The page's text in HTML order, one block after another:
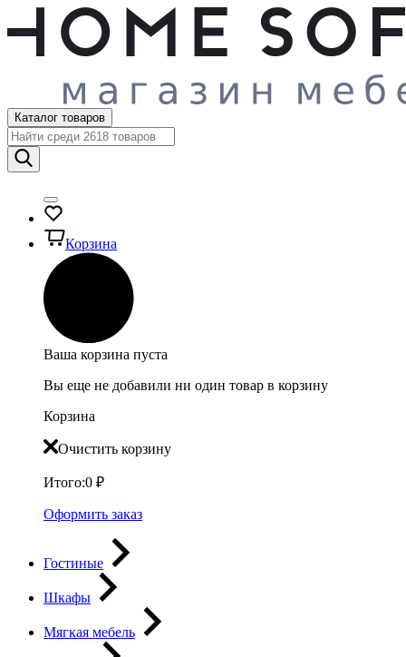
Каталог товаров
Корзина
Ваша корзина пуста
Вы еще не добавили ни один товар в корзину
Корзина
Очистить корзину
Итого:0 ₽
Оформить заказ
Гостиные
Шкафы
Мягкая мебель